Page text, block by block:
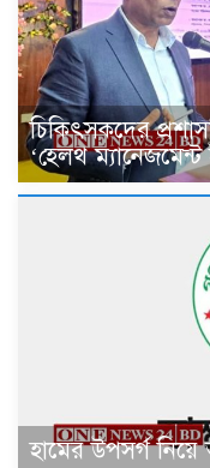
চিকিৎসকদের
‘হেলথ ম্যানেজমেন্ট
হামের উপসর্গ